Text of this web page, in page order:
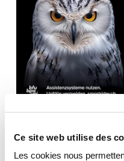
Ce site web utilise des
Les cookies nous